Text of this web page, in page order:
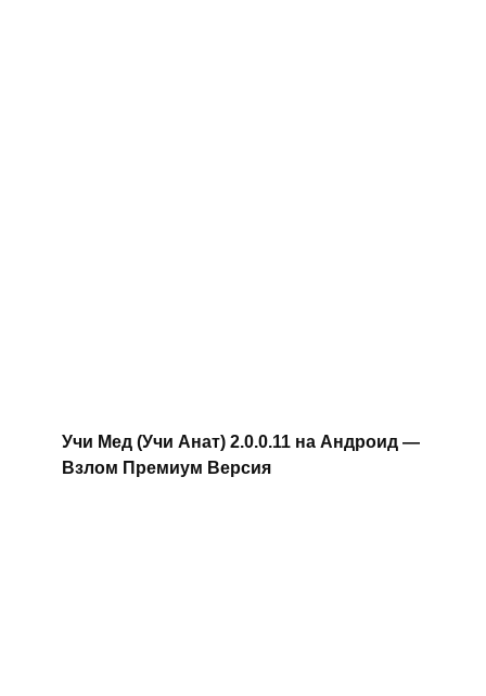
Учи Мед (Учи Анат) 2.0.0.11 на Андроид —
Взлом Премиум Версия